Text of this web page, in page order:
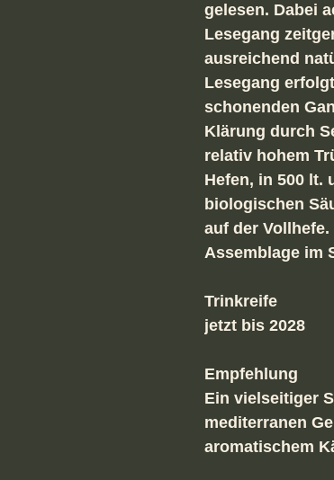
gelesen. Dabei
Lesegang
ausreichend
Lesegang
schonenden
Klärung durch
relativ hohem
Hefen, in 500 lt.
biologischen
auf der
Assemblage im
Trinkreife
jetzt bis 2028
Empfehlung
Ein vielseitiger
mediterranen
aromatischem